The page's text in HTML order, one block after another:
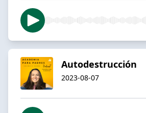
Autodestrucción
2023-08-07